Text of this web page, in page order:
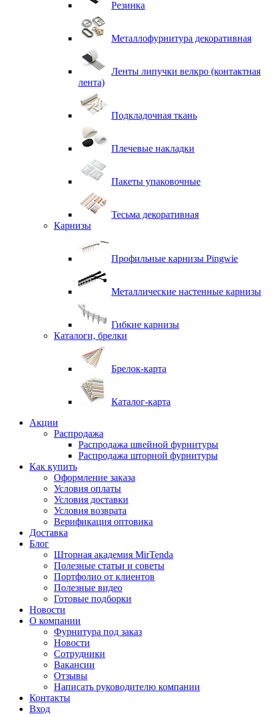
Резинка
Металлофурнитура декоративная
Ленты липучки велкро (контактная
лента)
Подкладочная ткань
Плечевые накладки
Пакеты упаковочные
Тесьма декоративная
Карнизы
Профильные карнизы Pingwie
Металлические настенные карнизы
Гибкие карнизы
Каталоги, брелки
Брелок-карта
Каталог-карта
Акции
Распродажа
Распродажа швейной фурнитуры
Распродажа шторной фурнитуры
Как купить
Оформление заказа
Условия оплаты
Условия доставки
Условия возврата
Верификация оптовика
Доставка
Блог
Шторная академия MirTenda
Полезные статьи и советы
Портфолио от клиентов
Полезные видео
Готовые подборки
Новости
О компании
Фурнитура под заказ
Новости
Сотрудники
Вакансии
Отзывы
Написать руководителю компании
Контакты
Вход